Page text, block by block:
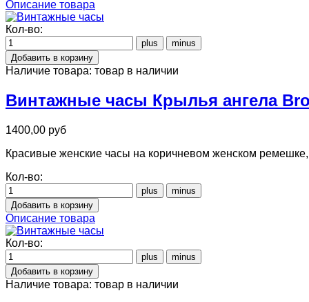
Описание товара
Кол-во:
Наличие товара: товар в наличии
Винтажные часы Крылья ангела
1400,00 руб
Красивые женские часы на коричневом женском ремешке,
Кол-во:
Описание товара
Кол-во:
Наличие товара: товар в наличии